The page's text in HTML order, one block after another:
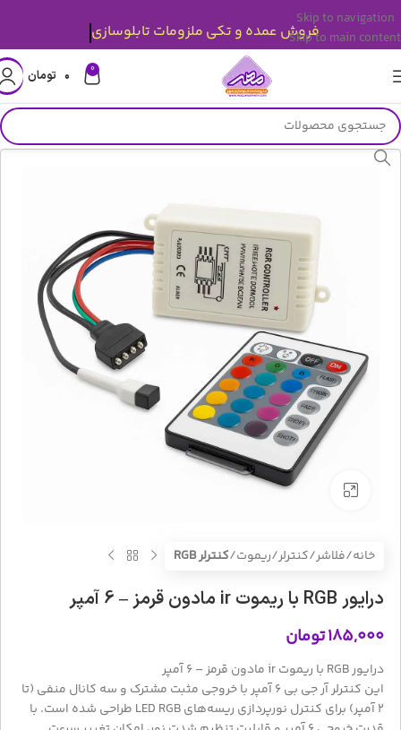
Skip to navigation
Skip to main content
0 ۰ تومان
بزرگنمایی تصویر
خانه فلاشر/کنترلر/ریموت کنترلر RGB
درایور RGB با ریموت ir مادون قرمز – 6 آمپر
۱۸۵,۰۰۰تومان
درایور RGB با ریموت ir مادون قرمز – 6 آمپر
این کنترلر آر جی بی 6 آمپر
با خروجی مثبت مشترک و سه کانال منفی (تا
2 آمپر) برای کنترل نورپردازی ریسه‌های LED RGB طراحی شده است. با
فروش عمده و تکی ملزومات تابلوسازی